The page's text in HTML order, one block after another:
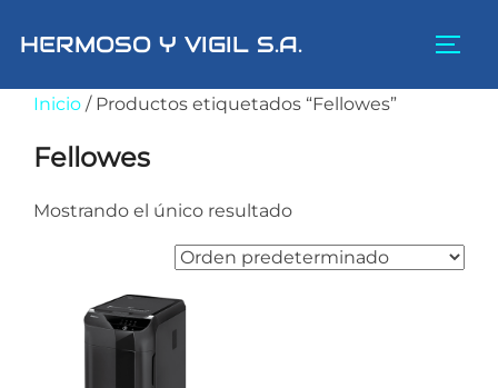
HERMOSO Y VIGIL S.A.
Inicio / Productos etiquetados “Fellowes”
Fellowes
Mostrando el único resultado